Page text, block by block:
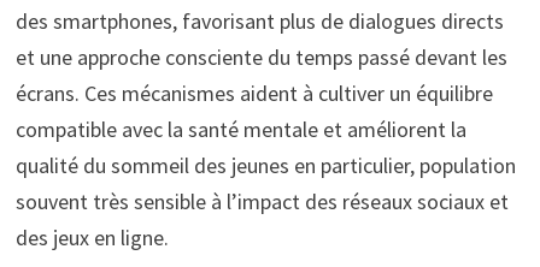
des smartphones, favorisant plus de dialogues directs
et une approche consciente du temps passé devant les
écrans. Ces mécanismes aident à cultiver un équilibre
compatible avec la santé mentale et améliorent la
qualité du sommeil des jeunes en particulier, population
souvent très sensible à l’impact des réseaux sociaux et
des jeux en ligne.